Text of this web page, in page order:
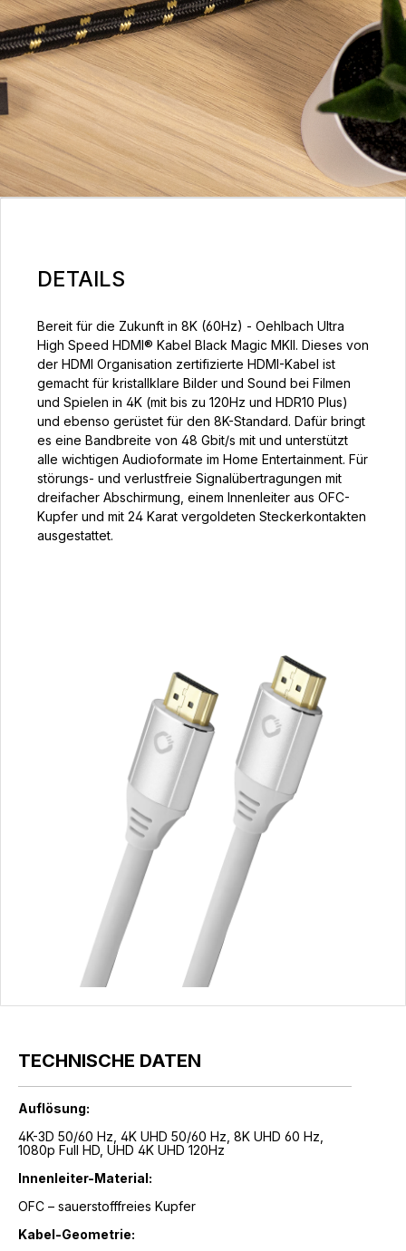
DETAILS
Bereit für die Zukunft in 8K (60Hz) - Oehlbach Ultra
High Speed HDMI® Kabel Black Magic MKII. Dieses von
der HDMI Organisation zertifizierte HDMI-Kabel ist
gemacht für kristallklare Bilder und Sound bei Filmen
und Spielen in 4K (mit bis zu 120Hz und HDR10 Plus)
und ebenso gerüstet für den 8K-Standard. Dafür bringt
es eine Bandbreite von 48 Gbit/s mit und unterstützt
alle wichtigen Audioformate im Home Entertainment. Für
störungs- und verlustfreie Signalübertragungen mit
dreifacher Abschirmung, einem Innenleiter aus OFC-
Kupfer und mit 24 Karat vergoldeten Steckerkontakten
ausgestattet.
TECHNISCHE DATEN
Auflösung:
4K-3D 50/60 Hz, 4K UHD 50/60 Hz, 8K UHD 60 Hz,
1080p Full HD, UHD 4K UHD 120Hz
Innenleiter-Material:
OFC – sauerstofffreies Kupfer
Kabel-Geometrie: